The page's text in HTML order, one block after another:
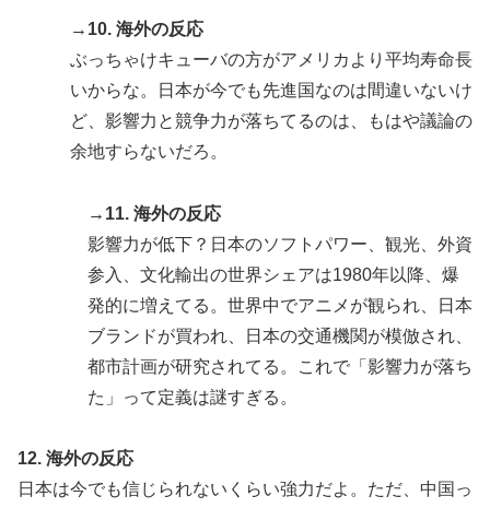
→10. 海外の反応
ぶっちゃけキューバの方がアメリカより平均寿命長
いからな。日本が今でも先進国なのは間違いないけ
ど、影響力と競争力が落ちてるのは、もはや議論の
余地すらないだろ。
→11. 海外の反応
影響力が低下？日本のソフトパワー、観光、外資
参入、文化輸出の世界シェアは1980年以降、爆
発的に増えてる。世界中でアニメが観られ、日本
ブランドが買われ、日本の交通機関が模倣され、
都市計画が研究されてる。これで「影響力が落ち
た」って定義は謎すぎる。
12. 海外の反応
日本は今でも信じられないくらい強力だよ。ただ、中国っ